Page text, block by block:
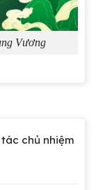
Vương
chủ nhiệm